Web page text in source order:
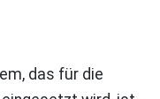
das für die